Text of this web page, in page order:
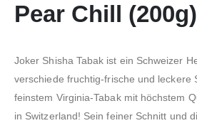
Pear Chill (200g)
Joker Shisha Tabak ist ein Schweizer
verschiede fruchtig-frische und leckere
feinstem Virginia-Tabak mit höchstem
in Switzerland! Sein feiner Schnitt und